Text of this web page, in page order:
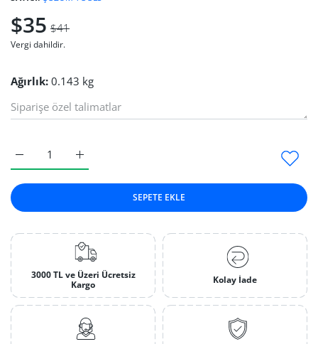
$35 $41
Vergi dahildir.
Ağırlık: 0.143 kg
Mekanik Kumpas 150 mm Default Title için adedi
Mekanik Kumpas 150 mm Default Title için adedi artırın
SEPETE EKLE
3000 TL ve Üzeri Ücretsiz
Kargo
Kolay İade